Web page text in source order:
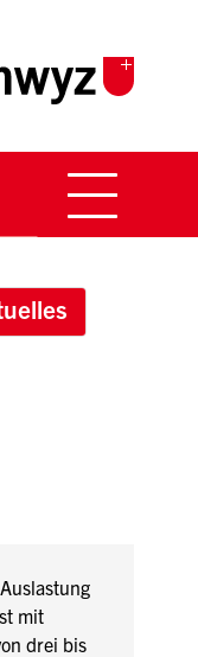
mit
drei bis